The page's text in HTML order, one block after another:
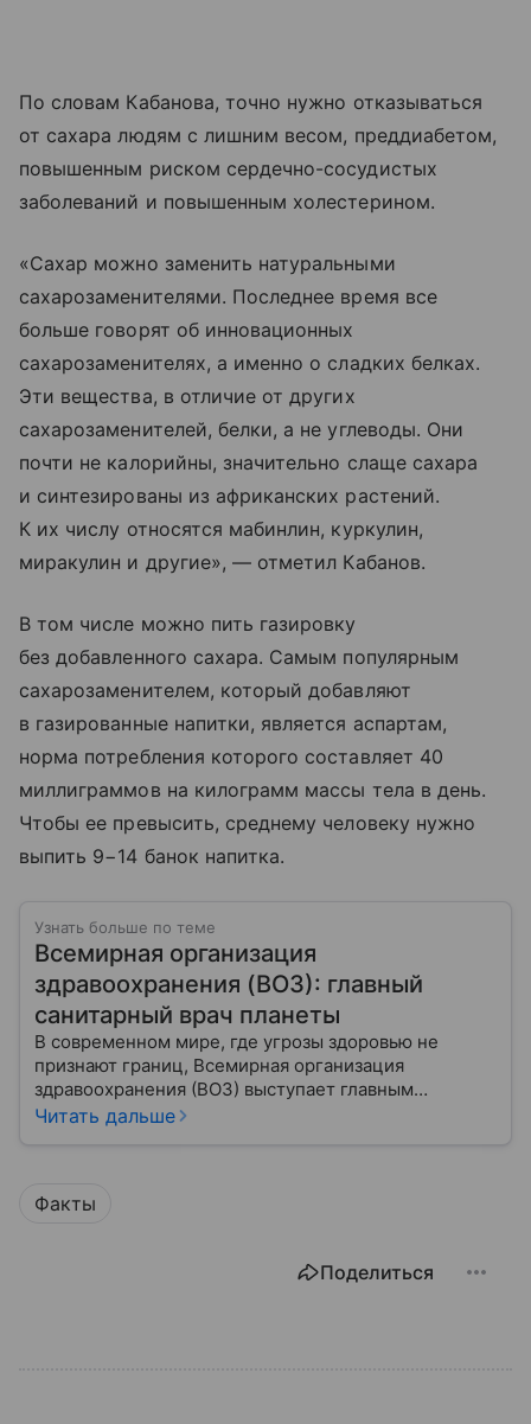
По словам Кабанова, точно нужно отказываться
от сахара людям с лишним весом, преддиабетом,
повышенным риском сердечно-сосудистых
заболеваний и повышенным холестерином.
«Сахар можно заменить натуральными
сахарозаменителями. Последнее время все
больше говорят об инновационных
сахарозаменителях, а именно о сладких белках.
Эти вещества, в отличие от других
сахарозаменителей, белки, а не углеводы. Они
почти не калорийны, значительно слаще сахара
и синтезированы из африканских растений.
К их числу относятся мабинлин, куркулин,
миракулин и другие», — отметил Кабанов.
В том числе можно пить газировку
без добавленного сахара. Самым популярным
сахарозаменителем, который добавляют
в газированные напитки, является аспартам,
норма потребления которого составляет 40
миллиграммов на килограмм массы тела в день.
Чтобы ее превысить, среднему человеку нужно
выпить 9−14 банок напитка.
Узнать больше по теме
Всемирная организация
здравоохранения (ВОЗ): главный
санитарный врач планеты
В современном мире, где угрозы здоровью не
признают границ, Всемирная организация
здравоохранения (ВОЗ) выступает главным
координатором глобального здравоохранения. Эта
миллиардов людей. Как устроен этот «командный
Читать дальше
Факты
Поделиться